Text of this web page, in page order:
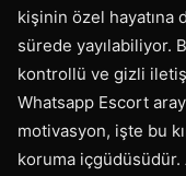
kişinin özel hayatına
sürede yayılabiliyor.
kontrollü ve gizli
Whatsapp Escort
motivasyon, işte bu
koruma içgüdüsüdür.